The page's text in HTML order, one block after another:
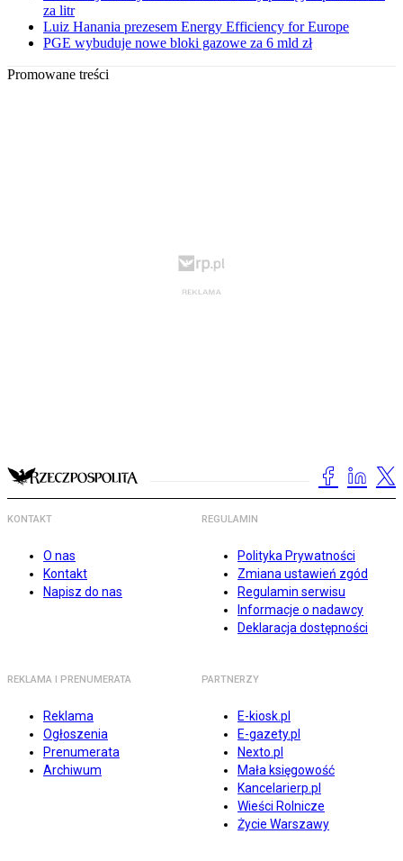
za litr
Luiz Hanania prezesem Energy Efficiency for Europe
PGE wybuduje nowe bloki gazowe za 6 mld zł
Promowane treści
KONTAKT
O nas
Kontakt
Napisz do nas
REGULAMIN
Polityka Prywatności
Zmiana ustawień zgód
Regulamin serwisu
Informacje o nadawcy
Deklaracja dostępności
REKLAMA I PRENUMERATA
Reklama
Ogłoszenia
Prenumerata
Archiwum
PARTNERZY
E-kiosk.pl
E-gazety.pl
Nexto.pl
Mała księgowość
Kancelarierp.pl
Wieści Rolnicze
Życie Warszawy